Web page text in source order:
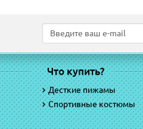
Что купить?
Десткие пижамы
Спортивные костюмы